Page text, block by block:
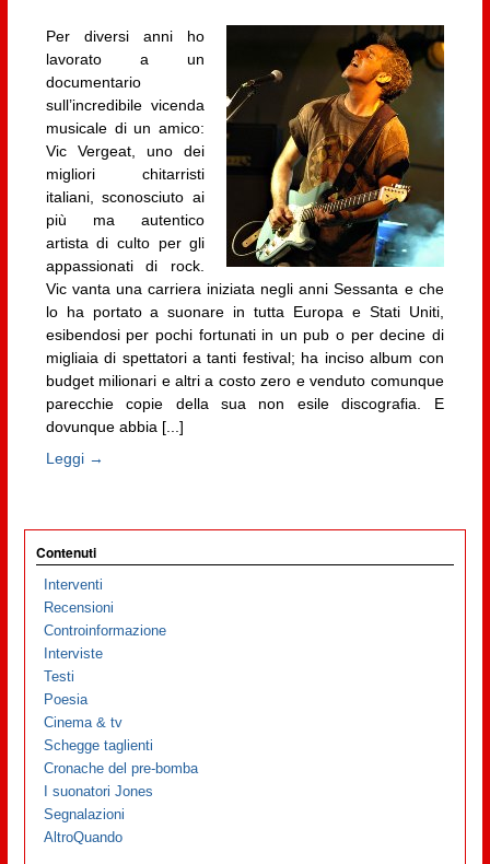
Per diversi anni ho
lavorato a un
documentario
sull’incredibile vicenda
musicale di un amico:
Vic Vergeat, uno dei
migliori chitarristi
italiani, sconosciuto ai
più ma autentico
artista di culto per gli
appassionati di rock.
Vic vanta una carriera iniziata negli anni Sessanta e che
lo ha portato a suonare in tutta Europa e Stati Uniti,
esibendosi per pochi fortunati in un pub o per decine di
migliaia di spettatori a tanti festival; ha inciso album con
budget milionari e altri a costo zero e venduto comunque
parecchie copie della sua non esile discografia. E
dovunque abbia [...]
Leggi →
Contenuti
Interventi
Recensioni
Controinformazione
Interviste
Testi
Poesia
Cinema & tv
Schegge taglienti
Cronache del pre-bomba
I suonatori Jones
Segnalazioni
AltroQuando